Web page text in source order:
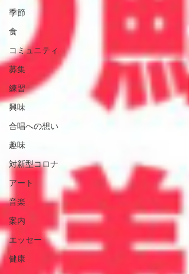
季節
食
コミュニティ
募集
練習
興味
合唱への想い
趣味
対新型コロナ
アート
音楽
案内
エッセー
健康